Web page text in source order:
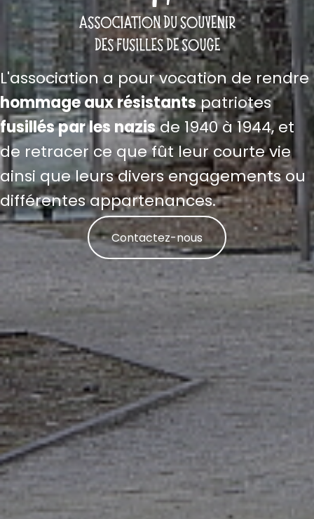
L'association a pour vocation de rendre
hommage aux résistantspatriotes
fusillés par les nazisde 1940 à 1944, et
de retracer ce que fût leur courte vie
ainsi que leurs divers engagements ou
différentes appartenances.
Contactez-nous